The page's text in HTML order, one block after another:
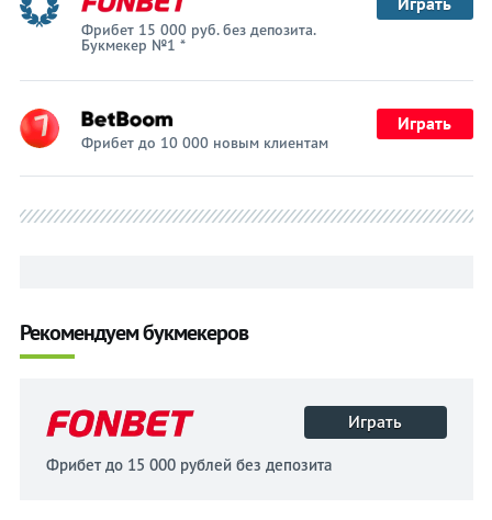
Фрибет 15 000 руб. без депозита.
Букмекер №1 *
Фрибет до 10 000 новым клиентам
Играть
Рекомендуем букмекеров
Играть
Фрибет до 15 000 рублей без депозита